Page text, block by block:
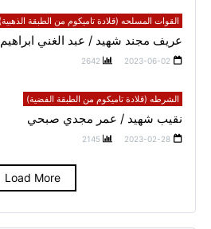
القوات المسلحه (قلادة تاميكوم من الطبقة الذهبية)
عريف مجند شهيد / عبد الغني ابراهيم
2023-06-02
2642
الشرطه (قلادة تاميكوم من الطبقة الفضية)
نقيب شهيد / عمر مجدي صبحي
2023-02-28
2145
Load More